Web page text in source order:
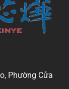
Phường Cửa